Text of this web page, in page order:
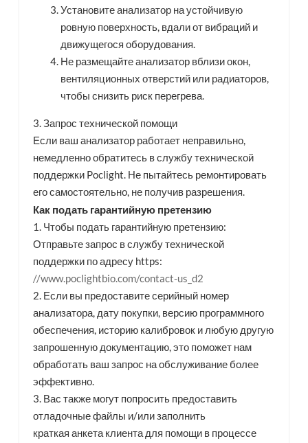
Установите анализатор на устойчивую
ровную поверхность, вдали от вибраций и
движущегося оборудования.
Не размещайте анализатор вблизи окон,
вентиляционных отверстий или радиаторов,
чтобы снизить риск перегрева.
3. Запрос технической помощи
Если ваш анализатор работает неправильно,
немедленно обратитесь в службу технической
поддержки Poclight. Не пытайтесь ремонтировать
его самостоятельно, не получив разрешения.
Как подать гарантийную претензию
1. Чтобы подать гарантийную претензию:
Отправьте запрос в службу технической
поддержки по адресу https:
//www.poclightbio.com/contact-us_d2
2. Если вы предоставите серийный номер
анализатора, дату покупки, версию программного
обеспечения, историю калибровок и любую другую
запрошенную документацию, это поможет нам
обработать ваш запрос на обслуживание более
эффективно.
3. Вас также могут попросить предоставить
отладочные файлы и/или заполнить
краткая анкета клиента для помощи в процессе